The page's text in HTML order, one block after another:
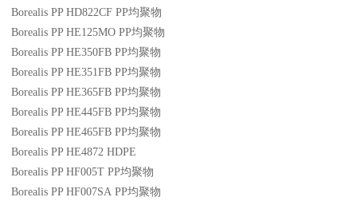
Borealis PP HD822CF PP均聚物
Borealis PP HE125MO PP均聚物
Borealis PP HE350FB PP均聚物
Borealis PP HE351FB PP均聚物
Borealis PP HE365FB PP均聚物
Borealis PP HE445FB PP均聚物
Borealis PP HE465FB PP均聚物
Borealis PP HE4872 HDPE
Borealis PP HF005T PP均聚物
Borealis PP HF007SA PP均聚物